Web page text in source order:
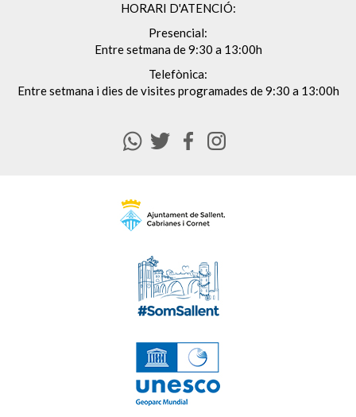
HORARI D'ATENCIÓ:
Presencial:
Entre setmana de 9:30 a 13:00h
Telefònica:
Entre setmana i dies de visites programades de 9:30 a 13:00h